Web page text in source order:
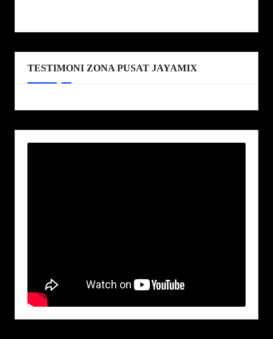
TESTIMONI ZONA PUSAT JAYAMIX